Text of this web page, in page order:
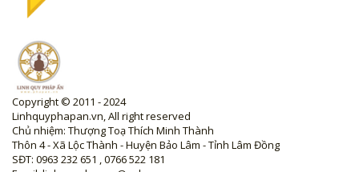
Copyright © 2011 - 2024
Linhquyphapan.vn, All right reserved
Chủ nhiệm: Thượng Toạ Thích Minh Thành
Thôn 4 - Xã Lộc Thành - Huyện Bảo Lâm - Tỉnh Lâm Đồng
SĐT: 0963 232 651 , 0766 522 181